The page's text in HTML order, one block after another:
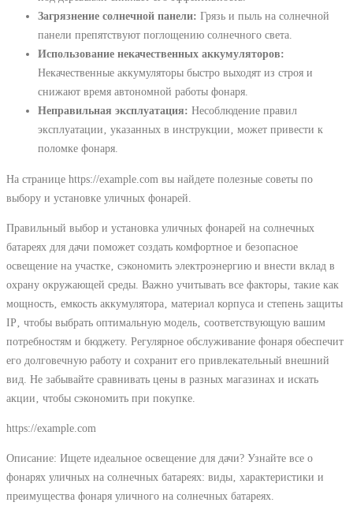
Загрязнение солнечной панели: Грязь и пыль на солнечной
панели препятствуют поглощению солнечного света.
Использование некачественных аккумуляторов:
Некачественные аккумуляторы быстро выходят из строя и
снижают время автономной работы фонаря.
Неправильная эксплуатация: Несоблюдение правил
эксплуатации‚ указанных в инструкции‚ может привести к
поломке фонаря.
На странице https://example.com вы найдете полезные советы по
выбору и установке уличных фонарей.
Правильный выбор и установка уличных фонарей на солнечных
батареях для дачи поможет создать комфортное и безопасное
освещение на участке‚ сэкономить электроэнергию и внести вклад в
охрану окружающей среды. Важно учитывать все факторы‚ такие как
мощность‚ емкость аккумулятора‚ материал корпуса и степень защиты
IP‚ чтобы выбрать оптимальную модель‚ соответствующую вашим
потребностям и бюджету. Регулярное обслуживание фонаря обеспечит
его долговечную работу и сохранит его привлекательный внешний
вид. Не забывайте сравнивать цены в разных магазинах и искать
акции‚ чтобы сэкономить при покупке.
https://example.com
Описание: Ищете идеальное освещение для дачи? Узнайте все о
фонарях уличных на солнечных батареях: виды‚ характеристики и
преимущества фонаря уличного на солнечных батареях.